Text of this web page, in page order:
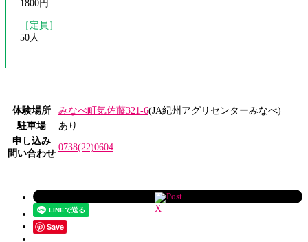
1800円
［定員］
50人
体験場所 みなべ町気佐藤321-6(JA紀州アグリセンターみなべ)
駐車場
あり
申し込み
問い合わせ
0738(22)0604
Post
Save